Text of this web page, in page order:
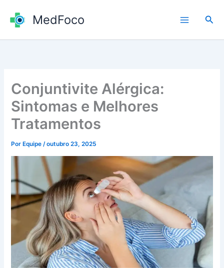
para
conteúdo
MedFoco
Conjuntivite Alérgica:
Sintomas e Melhores
Tratamentos
Por Equipe/outubro 23, 2025